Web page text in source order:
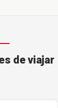
de viajar